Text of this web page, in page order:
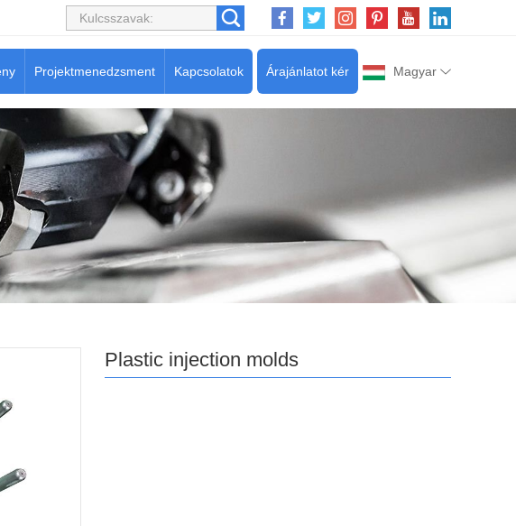
Magyar
Árajánlatot kér
Projektmenedzsment Kapcsolatok
Plastic injection molds